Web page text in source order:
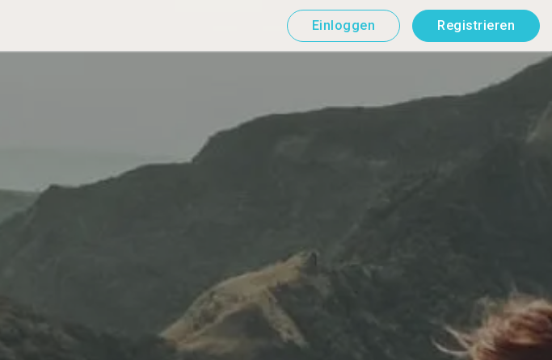
Einloggen Registrieren